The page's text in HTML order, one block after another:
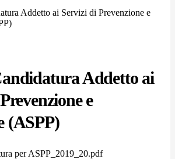
Addetto ai Servizi di Prevenzione e
Addetto ai
e
(ASPP)
per ASPP_2019_20.pdf